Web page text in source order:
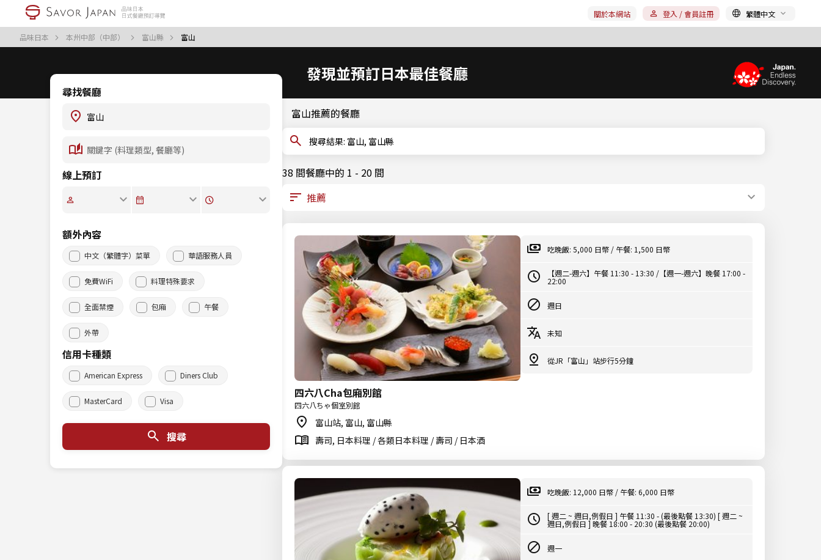
品味日本 本州中部（中部） 富山縣 富山
關於本網站 登入 / 會員註冊 繁體中文
發現並預訂日本最佳餐廳
尋找餐廳
線上預訂
額外內容
中文（繁體字）菜單 華語服務人員
免費WiFi 料理特殊要求
全面禁煙 包廂 午餐
外帶
信用卡種類
American Express Diners Club
MasterCard Visa
搜尋
富山推薦的餐廳
搜尋結果: 富山, 富山縣
38 間餐廳中的 1 - 20 間
四六八Cha包廂別館
四六八ちゃ個室別館
富山站, 富山, 富山縣
壽司, 日本料理 / 各類日本料理 / 壽司 / 日本酒
吃晚飯: 5,000 日幣 / 午餐: 1,500 日幣
【週二-週六】午餐 11:30 - 13:30 /【週一-週六】晚餐 17:00 -
22:00
週日
未知
從JR「富山」站步行5分鐘
吃晚飯: 12,000 日幣 / 午餐: 6,000 日幣
[ 週二 ~ 週日,例假日 ] 午餐 11:30 - (最後點餐 13:30) [ 週二 ~
週日,例假日 ] 晚餐 18:00 - 20:30 (最後點餐 20:00)
週一